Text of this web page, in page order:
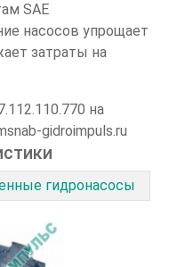
SAE
насосов упрощает
затраты на
на
gidroimpuls.ru
гидронасосы